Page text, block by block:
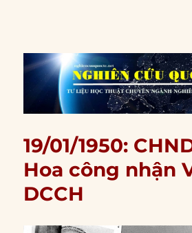
19/01/1950:
Hoa công nhận
DCCH